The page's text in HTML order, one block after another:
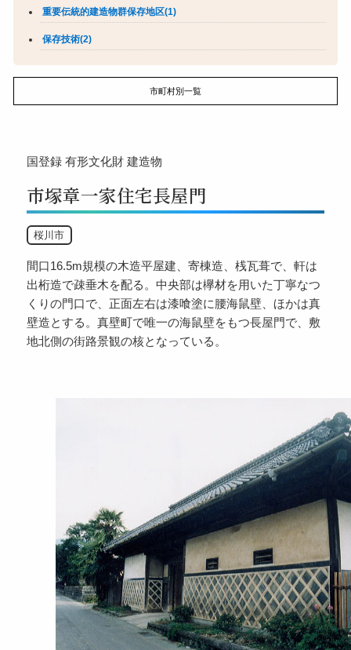
重要伝統的建造物群保存地区(1)
保存技術(2)
市町村別一覧
国登録 有形文化財 建造物
市塚章一家住宅長屋門
桜川市
間口16.5m規模の木造平屋建、寄棟造、桟瓦葺で、軒は
出桁造で疎垂木を配る。中央部は欅材を用いた丁寧なつ
くりの門口で、正面左右は漆喰塗に腰海鼠壁、ほかは真
壁造とする。真壁町で唯一の海鼠壁をもつ長屋門で、敷
地北側の街路景観の核となっている。